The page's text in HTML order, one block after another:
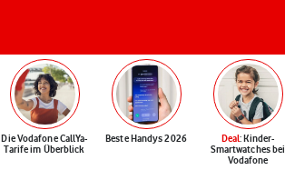
Die Vodafone CallYa-
Tarife im Überblick
Beste Handys 2026 Deal: Kinder-
Smartwatches bei
Vodafone